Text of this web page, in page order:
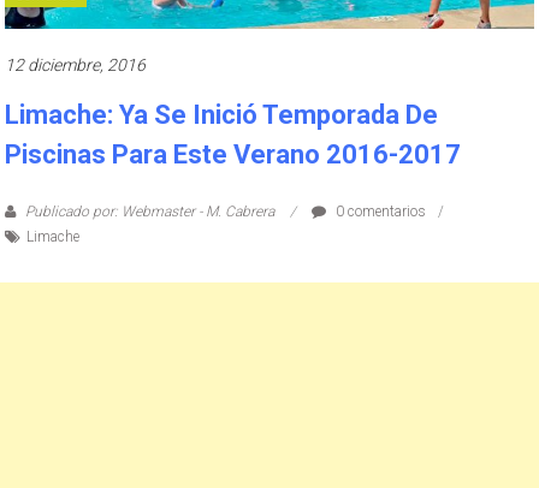
12 diciembre, 2016
Limache: Ya Se Inició Temporada De
Piscinas Para Este Verano 2016-2017
Publicado por: Webmaster - M. Cabrera
0 comentarios
Limache